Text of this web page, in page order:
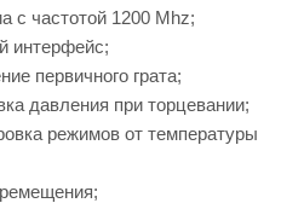
с частотой 1200 Mhz;
интерфейс;
первичного грата;
давления при торцевании;
режимов от температуры